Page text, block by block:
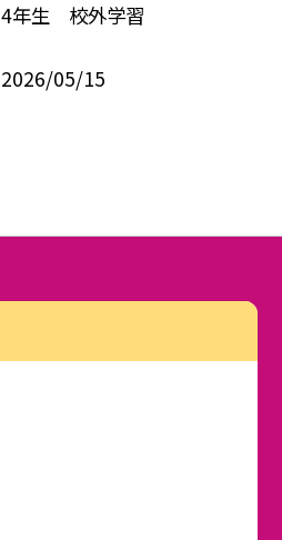
4年生 校外学習
2026/05/15